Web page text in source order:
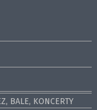
BALE, KONCERTY